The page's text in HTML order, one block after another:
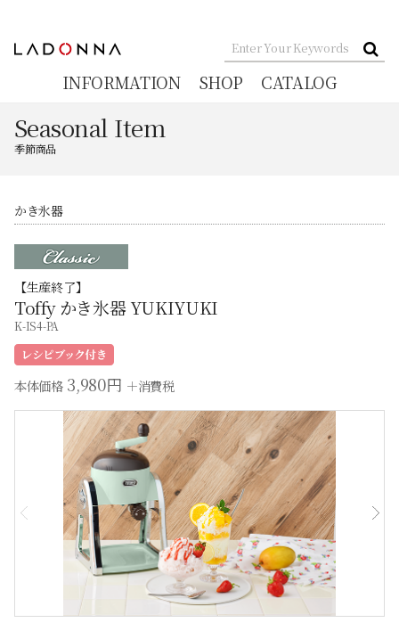
Seasonal Item
季節商品
かき氷器
【生産終了】
Toffy かき氷器 YUKIYUKI
K-IS4-PA
本体価格3,980円 ＋消費税
INFORMATION SHOP CATALOG